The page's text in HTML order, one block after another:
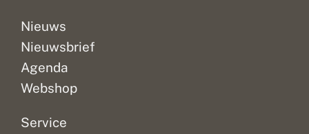
Nieuws
Nieuwsbrief
Agenda
Webshop
Service